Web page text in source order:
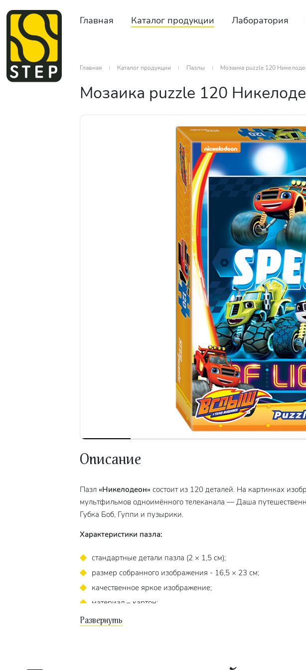
Главная Каталог продукции Лаборатория
Главная Каталог продукции Пазлы Мозаика puzzle 120
Мозаика puzzle 120
Описание
Пазл «Никелодеон» состоит из 120 деталей. На картинках
мультфильмов одноимённого телеканала — Даша
Губка Боб, Гуппи и пузырики.
Характеристики пазла:
стандартные детали пазла (2 × 1,5 см);
размер собранного изображения - 16,5 × 23 см;
качественное яркое изображение;
материал – картон;
экологически чистые, нетоксичные материалы (компания